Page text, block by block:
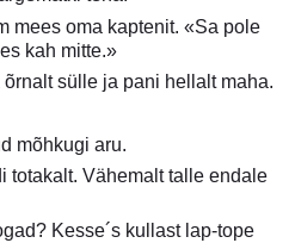
mees oma kaptenit. «Sa pole
kah mitte.»
sülle ja pani hellalt maha.
mõhkugi aru.
totakalt. Vähemalt talle endale
Kesse´s kullast lap-tope